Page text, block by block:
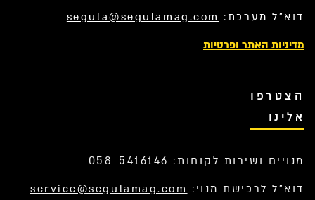
דוא”ל מערכת: segula@segulamag.com
מדיניות האתר ופרטיות
הצטרפו
אלינו
מנויים ושירות לקוחות: 058-5416146
דוא”ל לרכישת מנוי: service@segulamag.com